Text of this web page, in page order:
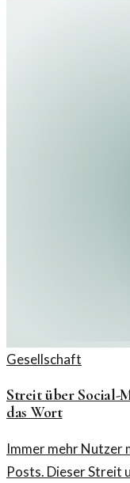
Gesellschaft
Streit über Social-
das Wort
Immer mehr Nutzer
Posts. Dieser Streit